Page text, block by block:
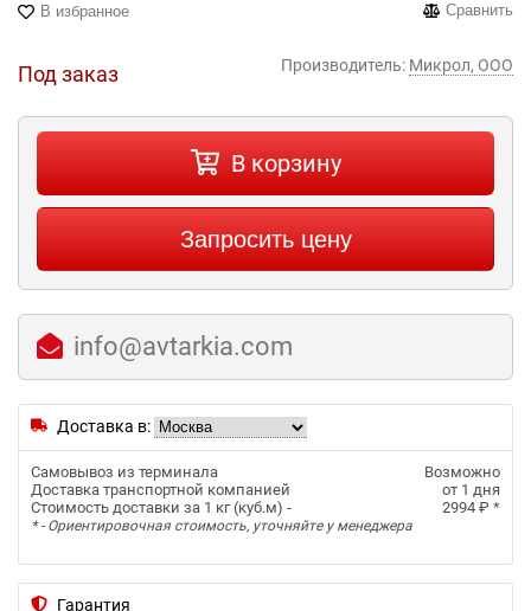
В избранное Сравнить
Под заказ Производитель: Микрол, ООО
В корзину
Запросить цену
info@avtarkia.com
Доставка в:
Самовывоз из терминала
Возможно
Доставка транспортной компанией
от 1 дня
Стоимость доставки за 1 кг (куб.м) -
2994 ₽ *
* - Ориентировочная стоимость, уточняйте у менеджера
Гарантия